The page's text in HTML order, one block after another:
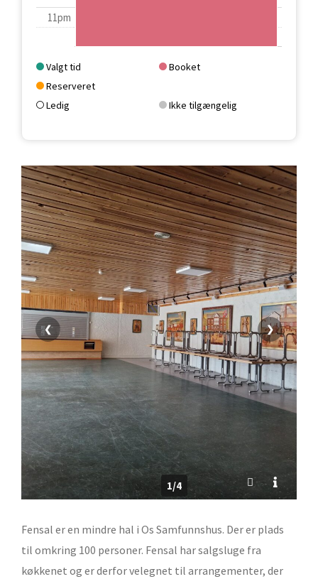
11pm
Valgt tid
Booket
Reserveret
Ledig
Ikke tilgængelig
1/4
❮ ❯
Fensal er en mindre hal i Os Samfunnshus. Der er plads
til omkring 100 personer. Fensal har salgsluge fra
køkkenet og er derfor velegnet til arrangementer, der